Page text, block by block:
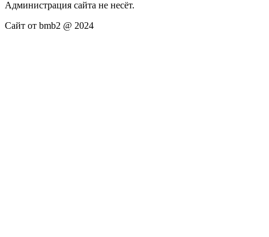
Администрация сайта не несёт.
Сайт от bmb2 @ 2024